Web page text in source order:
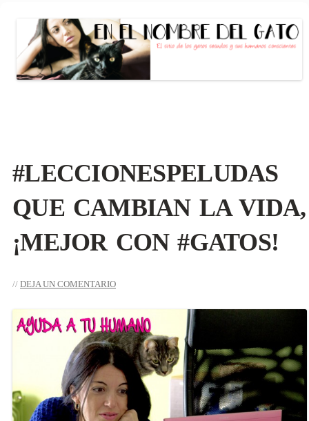
El sitio de las personas con gato (s)
conscientes
#LECCIONESPELUDAS
QUE CAMBIAN LA VIDA,
¡MEJOR CON #GATOS!
DEJA UN COMENTARIO